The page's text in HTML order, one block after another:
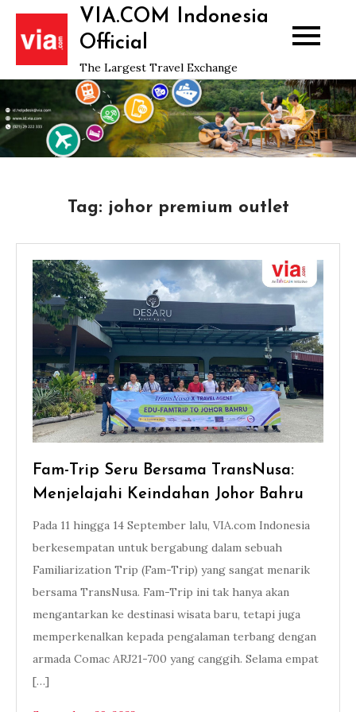
Skip
content
VIA.COM Indonesia
Official
The Largest Travel Exchange
Tag: johor premium outlet
Fam-Trip Seru Bersama TransNusa:
Menjelajahi Keindahan Johor Bahru
Pada 11 hingga 14 September lalu, VIA.com Indonesia
berkesempatan untuk bergabung dalam sebuah
Familiarization Trip (Fam-Trip) yang sangat menarik
bersama TransNusa. Fam-Trip ini tak hanya akan
mengantarkan ke destinasi wisata baru, tetapi juga
memperkenalkan kepada pengalaman terbang dengan
armada Comac ARJ21-700 yang canggih. Selama empat
[…]